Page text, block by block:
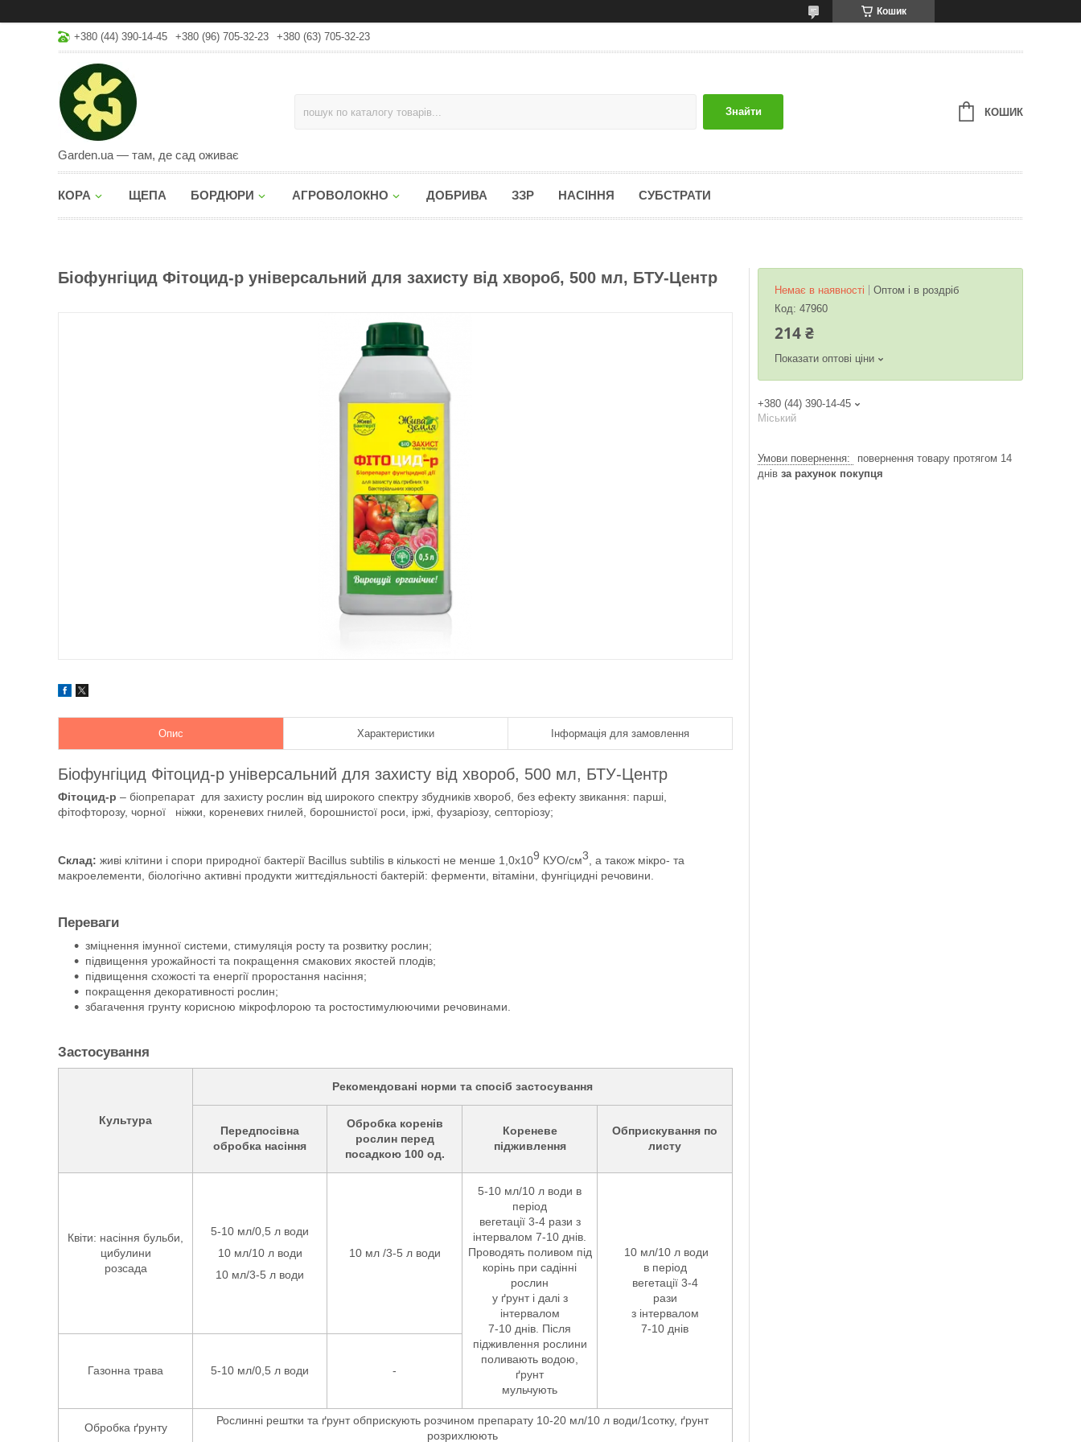
Кошик
+380 (44) 390-14-45 +380 (96) 705-32-23 +380 (63) 705-32-23
Garden.ua — там, де сад оживає
Знайти КОШИК
КОРА ЩЕПА БОРДЮРИ АГРОВОЛОКНО ДОБРИВА ЗЗР НАСІННЯ СУБСТРАТИ
Біофунгіцид Фітоцид-р універсальний для захисту від хвороб, 500 мл, БТУ-Центр
Опис Характеристики Інформація для замовлення
Біофунгіцид Фітоцид-р універсальний для захисту від хвороб, 500 мл, БТУ-Центр
Фітоцид-р – біопрепарат для захисту рослин від широкого спектру збудників хвороб, без ефекту звикання: парші,
фітофторозу, чорної ніжки, кореневих гнилей, борошнистої роси, іржі, фузаріозу, септоріозу;
Склад: живі клітини і спори природної бактерії Bacillus subtilis в кількості не менше 1,0х109 КУО/см3 , а також мікро- та
макроелементи, біологічно активні продукти життєдіяльності бактерій: ферменти, вітаміни, фунгіцидні речовини.
Переваги
зміцнення імунної системи, стимуляція росту та розвитку рослин;
підвищення урожайності та покращення смакових якостей плодів;
підвищення схожості та енергії проростання насіння;
покращення декоративності рослин;
збагачення грунту корисною мікрофлорою та ростостимулюючими речовинами.
Застосування
Культура
Рекомендовані норми та спосіб застосування
Передпосівна
обробка насіння
Обробка коренів
рослин перед
посадкою 100 од.
Кореневе
підживлення
Обприскування по
листу
Квіти: насіння бульби,
цибулини
розсада
5-10 мл/0,5 л води
10 мл/10 л води
10 мл/3-5 л води
10 мл /3-5 л води
5-10 мл/10 л води в
період
вегетації 3-4 рази з
інтервалом 7-10 днів.
Проводять поливом під
корінь при садінні
рослин
у ґрунт і далі з
інтервалом
7-10 днів. Після
підживлення рослини
поливають водою,
ґрунт
мульчують
10 мл/10 л води
в період
вегетації 3-4
рази
з інтервалом
7-10 днів
Газонна трава 5-10 мл/0,5 л води -
Обробка ґрунту
Рослинні рештки та ґрунт обприскують розчином препарату 10-20 мл/10 л води/1сотку, ґрунт
розрихлюють
Немає в наявності
Оптом і в роздріб
Код: 47960
214 ₴
Показати оптові ціни
+380 (44) 390-14-45
Міський
повернення товару протягом 14
днів за рахунок покупця